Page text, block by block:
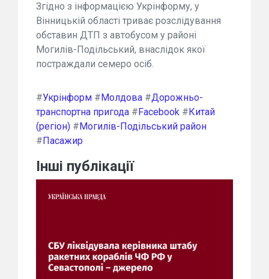
Згідно з інформацією Укрінформу, у
Вінницькій області триває розслідування
обставин ДТП з автобусом у районі
Могилів-Подільський, внаслідок якої
постраждали семеро осіб.
#Укрінформ # Молдова #Дорожньо-
транспортна пригода # Facebook # Китай
(регіон) # Могилів-Подільський район
# Пасажир
Інші публікації